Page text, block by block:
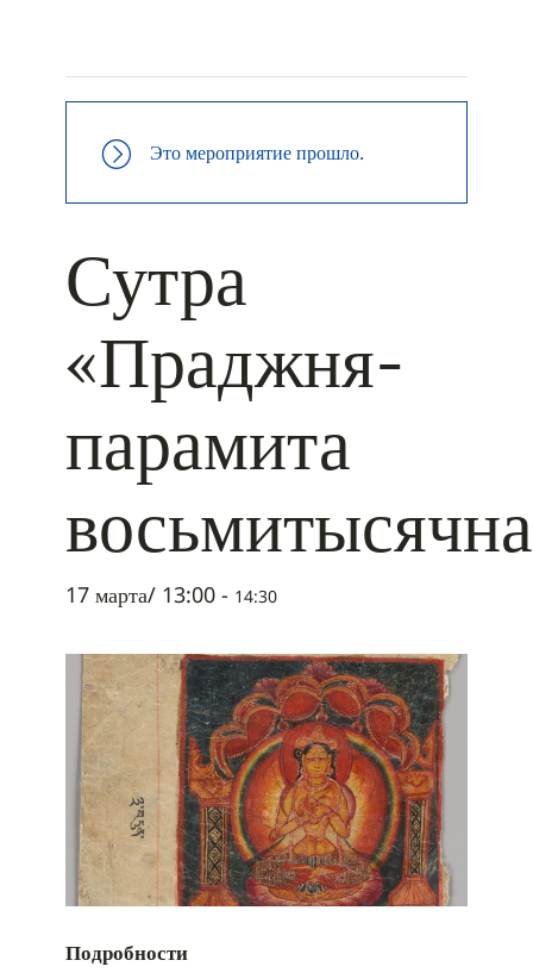
Это мероприятие прошло.
Сутра
«Праджня-
парамита
17 марта/ 13:00 - 14:30
Подробности